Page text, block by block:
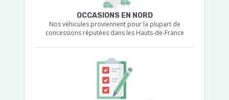
OCCASIONS EN NORD
Nos véhicules proviennent pour la plupart de
concessions réputées dans les Hauts-de-France